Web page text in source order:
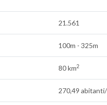
21.561
100m - 325m
80 km2
270,49